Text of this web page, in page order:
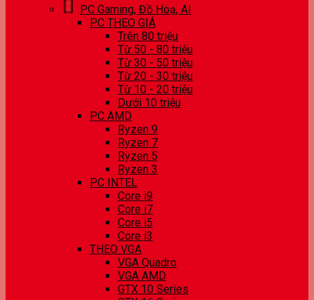
PC Gaming, Đồ Hoạ, AI
PC THEO GIÁ
Trên 80 triệu
Từ 50 - 80 triệu
Từ 30 - 50 triệu
Từ 20 - 30 triệu
Từ 10 - 20 triệu
Dưới 10 triệu
PC AMD
Ryzen 9
Ryzen 7
Ryzen 5
Ryzen 3
PC INTEL
Core i9
Core i7
Core i5
Core i3
THEO VGA
VGA Quadro
VGA AMD
GTX 10 Series